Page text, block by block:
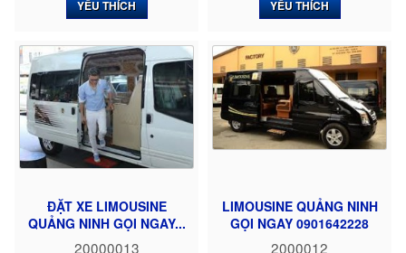
YÊU THÍCH
YÊU THÍCH
ĐẶT XE LIMOUSINE
QUẢNG NINH GỌI NGAY...
20000013
LIMOUSINE QUẢNG NINH
GỌI NGAY 0901642228
2000012